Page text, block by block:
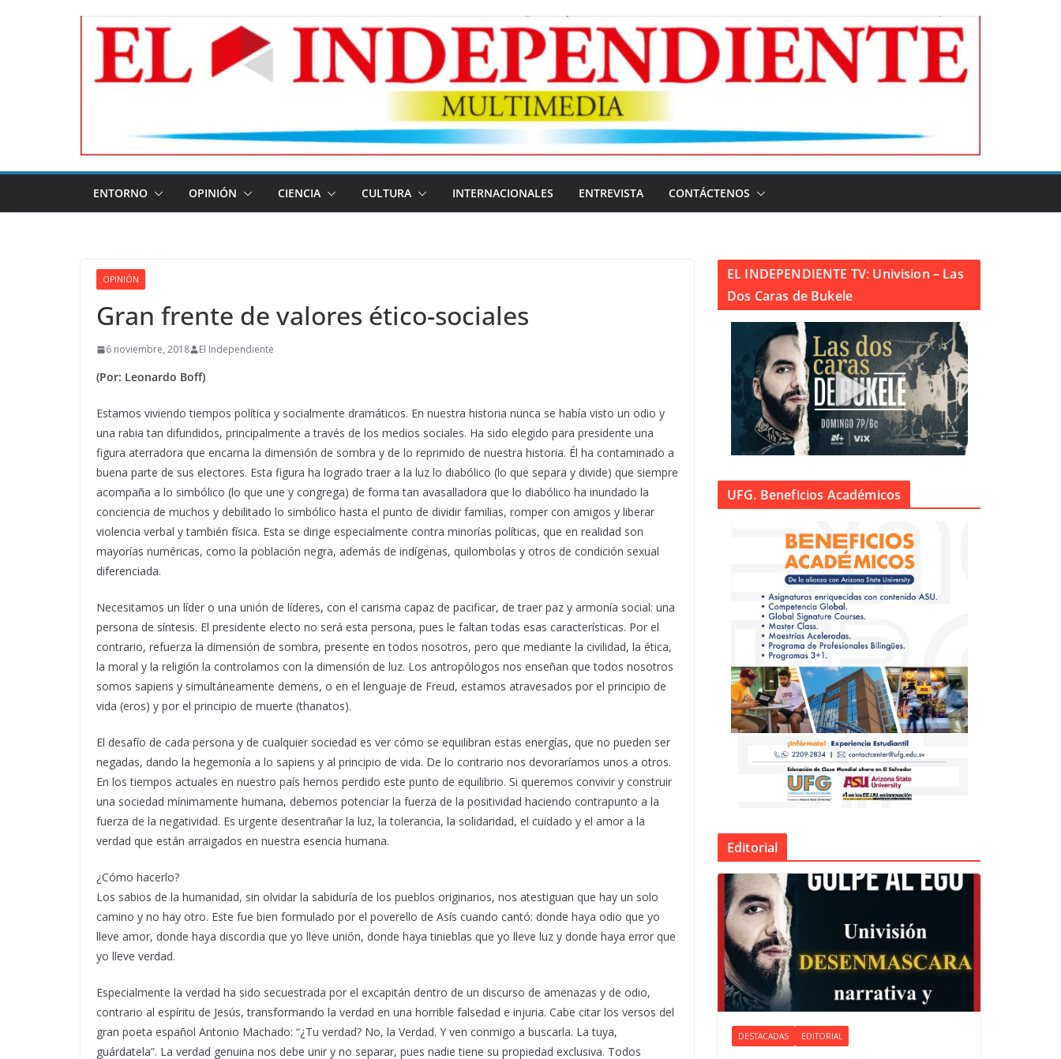
ENTORNO OPINIÓN CIENCIA CULTURA INTERNACIONALES ENTREVISTA CONTÁCTENOS
OPINIÓN
Gran frente de valores ético-sociales
6 noviembre, 2018 El Independiente
(Por: Leonardo Boff)
Estamos viviendo tiempos política y socialmente dramáticos. En nuestra historia nunca se había visto un odio y
una rabia tan difundidos, principalmente a través de los medios sociales. Ha sido elegido para presidente una
figura aterradora que encarna la dimensión de sombra y de lo reprimido de nuestra historia. Él ha contaminado a
buena parte de sus electores. Esta figura ha logrado traer a la luz lo diabólico (lo que separa y divide) que siempre
acompaña a lo simbólico (lo que une y congrega) de forma tan avasalladora que lo diabólico ha inundado la
conciencia de muchos y debilitado lo simbólico hasta el punto de dividir familias, romper con amigos y liberar
violencia verbal y también física. Esta se dirige especialmente contra minorías políticas, que en realidad son
mayorías numéricas, como la población negra, además de indígenas, quilombolas y otros de condición sexual
diferenciada.
Necesitamos un líder o una unión de líderes, con el carisma capaz de pacificar, de traer paz y armonía social: una
persona de síntesis. El presidente electo no será esta persona, pues le faltan todas esas características. Por el
contrario, refuerza la dimensión de sombra, presente en todos nosotros, pero que mediante la civilidad, la ética,
la moral y la religión la controlamos con la dimensión de luz. Los antropólogos nos enseñan que todos nosotros
somos sapiens y simultáneamente demens, o en el lenguaje de Freud, estamos atravesados por el principio de
vida (eros) y por el principio de muerte (thanatos).
El desafío de cada persona y de cualquier sociedad es ver cómo se equilibran estas energías, que no pueden ser
negadas, dando la hegemonía a lo sapiens y al principio de vida. De lo contrario nos devoraríamos unos a otros.
En los tiempos actuales en nuestro país hemos perdido este punto de equilibrio. Si queremos convivir y construir
una sociedad mínimamente humana, debemos potenciar la fuerza de la positividad haciendo contrapunto a la
fuerza de la negatividad. Es urgente desentrañar la luz, la tolerancia, la solidaridad, el cuidado y el amor a la
verdad que están arraigados en nuestra esencia humana.
¿Cómo hacerlo?
Los sabios de la humanidad, sin olvidar la sabiduría de los pueblos originarios, nos atestiguan que hay un solo
camino y no hay otro. Este fue bien formulado por el poverello de Asís cuando cantó: donde haya odio que yo
lleve amor, donde haya discordia que yo lleve unión, donde haya tinieblas que yo lleve luz y donde haya error que
yo lleve verdad.
Especialmente la verdad ha sido secuestrada por el excapitán dentro de un discurso de amenazas y de odio,
contrario al espíritu de Jesús, transformando la verdad en una horrible falsedad e injuria. Cabe citar los versos del
gran poeta español Antonio Machado: “¿Tu verdad? No, la Verdad. Y ven conmigo a buscarla. La tuya,
guárdatela”. La verdad genuina nos debe unir y no separar, pues nadie tiene su propiedad exclusiva. Todos
EL INDEPENDIENTE TV: Univision – Las
Dos Caras de Bukele
UFG. Beneficios Académicos
Editorial
DESTACADAS EDITORIAL